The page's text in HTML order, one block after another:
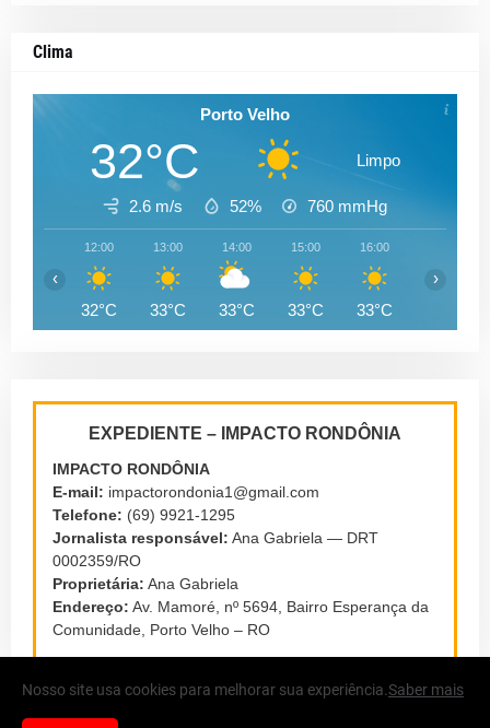
Clima
Porto Velho
32°C Limpo
2.6 m/s 52% 760 mmHg
12:00
32°C
13:00
33°C
14:00
33°C
15:00
33°C
16:00
33°C
‹ ›
EXPEDIENTE – IMPACTO RONDÔNIA
IMPACTO RONDÔNIA
E-mail: impactorondonia1@gmail.com
Telefone: (69) 9921-1295
Jornalista responsável: Ana Gabriela — DRT
0002359/RO
Proprietária: Ana Gabriela
Endereço: Av. Mamoré, nº 5694, Bairro Esperança da
Comunidade, Porto Velho – RO
Nosso site usa cookies para melhorar sua experiência.Saber mais